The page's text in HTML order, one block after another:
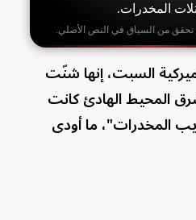
المخدرات.
من السياق في النص الأصلي.
السبت، إنها شنّت
المحيط الهادئ ⁠كانت
⁠المخدرات"، ما أودى